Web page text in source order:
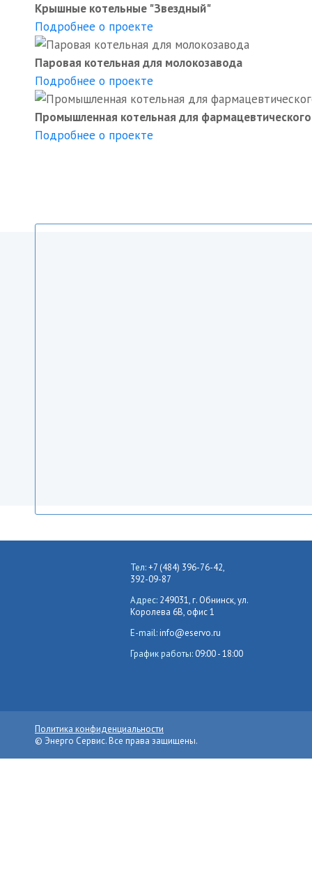
Крышные котельные "Звездный"
Подробнее о проекте
Паровая котельная для молокозавода
Подробнее о проекте
Промышленная котельная для
Подробнее о проекте
Тел:+7 (484) 396-76-42,
392-09-87
Адрес: 249031, г. Обнинск, ул.
Королева 6В, офис 1
E-mail:info@eservo.ru
График работы: 09:00 - 18:00
Политика конфиденциальности
© Энерго Сервис. Все права защищены.